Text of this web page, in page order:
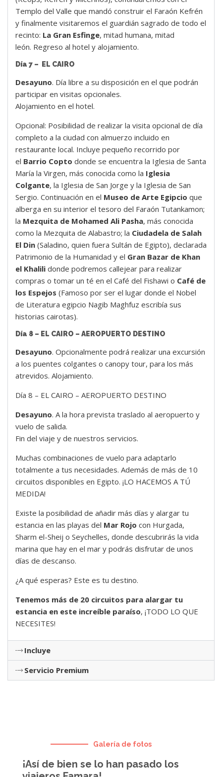
Templo del Valle que mandó construir el Faraón Kefrén
y finalmente visitaremos el guardián sagrado de todo el
recinto: La Gran Esfinge, mitad humana, mitad
león. Regreso al hotel y alojamiento.
Día 7 – EL CAIRO
Desayuno. Día libre a su disposición en el que podrán
participar en visitas opcionales.
Alojamiento en el hotel.
Opcional: Posibilidad de realizar la visita opcional de día
completo a la ciudad con almuerzo incluido en
restaurante local. Incluye pequeño recorrido por
el Barrio Copto donde se encuentra la Iglesia de Santa
María la Virgen, más conocida como la Iglesia
Colgante, la Iglesia de San Jorge y la Iglesia de San
Sergio. Continuación en el Museo de Arte Egipcio que
alberga en su interior el tesoro del Faraón Tutankamon;
la Mezquita de Mohamed Ali Pasha, más conocida
como la Mezquita de Alabastro; la Ciudadela de Salah
El Din (Saladino, quien fuera Sultán de Egipto), declarada
Patrimonio de la Humanidad y el Gran Bazar de Khan
el Khalili donde podremos callejear para realizar
compras o tomar un té en el Café del Fishawi o Café de
los Espejos (Famoso por ser el lugar donde el Nobel
de Literatura egipcio Nagib Maghfuz escribía sus
historias cairotas).
Día 8 – EL CAIRO – AEROPUERTO DESTINO
Desayuno. Opcionalmente podrá realizar una excursión
a los puentes colgantes o canopy tour, para los más
atrevidos. Alojamiento.
Día 8 – EL CAIRO – AEROPUERTO DESTINO
Desayuno. A la hora prevista traslado al aeropuerto y
vuelo de salida.
Fin del viaje y de nuestros servicios.
Muchas combinaciones de vuelo para adaptarlo
totalmente a tus necesidades. Además de más de 10
circuitos disponibles en Egipto. ¡LO HACEMOS A TÚ
MEDIDA!
Existe la posibilidad de añadir más días y alargar tu
estancia en las playas del Mar Rojo con Hurgada,
Sharm el-Sheij o Seychelles, donde descubrirás la vida
marina que hay en el mar y podrás disfrutar de unos
días de descanso.
¿A qué esperas? Este es tu destino.
Tenemos más de 20 circuitos para alargar tu
estancia en este increíble paraíso, ¡TODO LO QUE
NECESITES!
Incluye
Servicio Premium
Galería de fotos
¡Así de bien se lo han pasado los